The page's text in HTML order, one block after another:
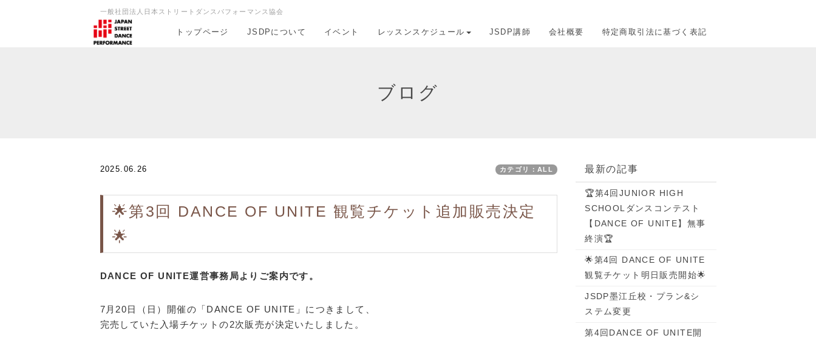
一般社団法人日本ストリートダンスパフォーマンス協会
トップページ JSDPについて イベント レッスンスケジュール JSDP講師 会社概要 特定商取引法に基づく表記
ブログ
2025.06.26 カテゴリ：ALL
🌟第3回 DANCE OF UNITE 観覧チケット追加販売決定
🌟
DANCE OF UNITE運営事務局よりご案内です。
7月20日（日）開催の「DANCE OF UNITE」につきまして、
完売していた入場チケットの2次販売が決定いたしました。
最新の記事
🏆第4回JUNIOR HIGH
SCHOOLダンスコンテスト
【DANCE OF UNITE】無事
終演🏆
🌟第4回 DANCE OF UNITE
観覧チケット明日販売開始🌟
JSDP墨江丘校・プラン&シ
ステム変更
第4回DANCE OF UNITE開